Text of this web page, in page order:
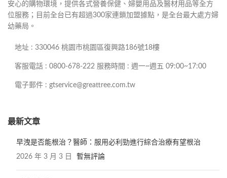
安心的購物環境，提供各式營養保健、婦嬰用品及醫材用品等全方
位服務；目前全台已有超過300家連鎖加盟據點，是全台最大處方婦
幼藥局。
地址 : 330046 桃園市桃園區復興路186號18樓
客服電話 : 0800-678-222 服務時間 : 週一~週五 09:00~17:00
電子郵件 : gtservice@greattree.com.tw
最新文章
早洩是否能根治？醫師：服用必利勁進行綜合治療有望根治
2026 年 3 月 3 日 暫無評論